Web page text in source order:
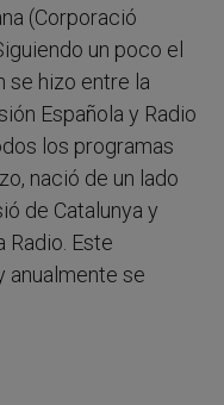
(Corporació
un poco el
se hizo entre la
Española y Radio
los programas
nació de un lado
de Catalunya y
Radio. Este
anualmente se